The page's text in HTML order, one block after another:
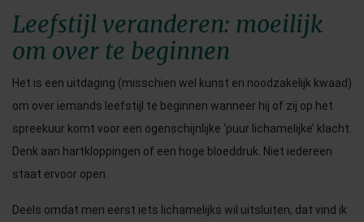
Leefstijl veranderen: moeilijk
om over te beginnen
Het is een uitdaging (misschien wel kunst en noodzakelijk kwaad)
om over iemands leefstijl te beginnen wanneer hij of zij op het
spreekuur komt voor een ogenschijnlijke ‘puur lichamelijke’ klacht.
Denk aan hartkloppingen of een hoge bloeddruk. Niet iedereen
staat ervoor open.
Deels omdat men eerst iets lichamelijks wil uitsluiten, dat vind ik